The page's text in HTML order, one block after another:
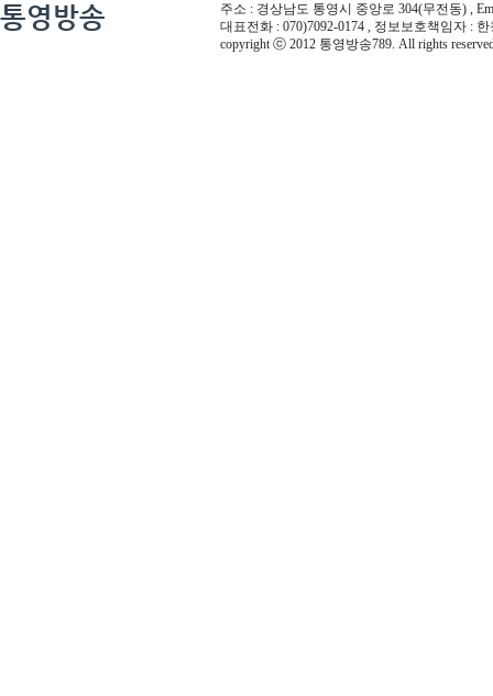
통영방송
주소 : 경상남도 통영시 중앙로 304(무전동) ,
대표전화 : 070)7092-0174 , 정보보호책임자 :
copyright ⓒ 2012 통영방송789. All rights